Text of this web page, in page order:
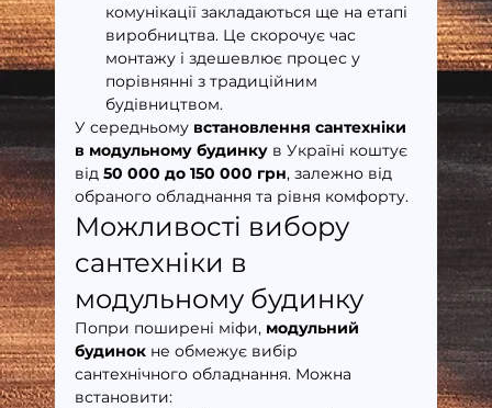
комунікації закладаються ще на етапі
виробництва. Це скорочує час
монтажу і здешевлює процес у
порівнянні з традиційним
будівництвом.
У середньому встановлення сантехніки
в модульному будинку в Україні коштує
від 50 000 до 150 000 грн, залежно від
обраного обладнання та рівня комфорту.
Можливості вибору
сантехніки в
модульному будинку
Попри поширені міфи, модульний
будинок не обмежує вибір
сантехнічного обладнання. Можна
встановити: